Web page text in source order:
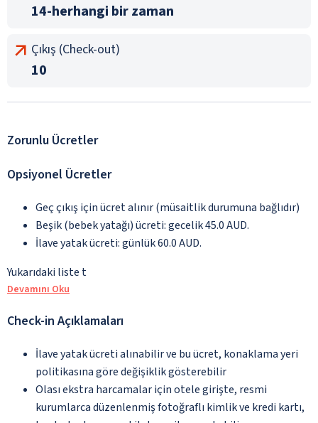
14-herhangi bir zaman
Çıkış (Check-out)
10
Zorunlu Ücretler
Opsiyonel Ücretler
Geç çıkış için ücret alınır (müsaitlik durumuna bağlıdır)
Beşik (bebek yatağı) ücreti: gecelik 45.0 AUD.
İlave yatak ücreti: günlük 60.0 AUD.
Yukarıdaki liste t
Devamını Oku
Check-in Açıklamaları
İlave yatak ücreti alınabilir ve bu ücret, konaklama yeri
politikasına göre değişiklik gösterebilir
Olası ekstra harcamalar için otele girişte, resmi
kurumlarca düzenlenmiş fotoğraflı kimlik ve kredi kartı,